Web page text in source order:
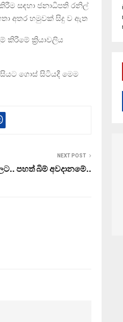
කිරීම සඳහා ජනාධිපති රනිල්
අතර හමුවක් සිදු ව ඇත
කිරීමේ ක්‍රියාවලිය
ගොස් සිටියදී මෙම
NEXT POST
පහත් බිම් අවදානමේ..